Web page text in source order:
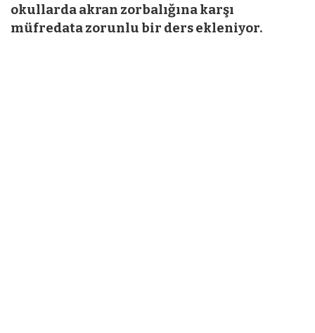
okullarda akran zorbalığına karşı
müfredata zorunlu bir ders ekleniyor.